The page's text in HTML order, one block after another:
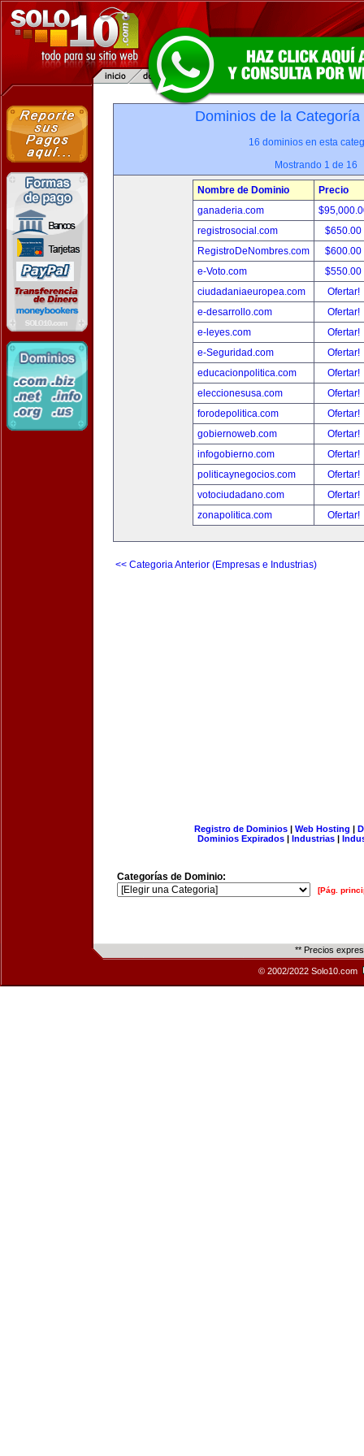
Dominios de la
16 dominios en esta
Mostrando 1 de 16
Nombre de Dominio
Precio
ganaderia.com
registrosocial.com
$650.00
RegistroDeNombres.com
$600.00
e-Voto.com
$550.00
ciudadaniaeuropea.com
Ofertar!
e-desarrollo.com
Ofertar!
e-leyes.com
Ofertar!
e-Seguridad.com
Ofertar!
educacionpolitica.com
Ofertar!
eleccionesusa.com
Ofertar!
forodepolitica.com
Ofertar!
gobiernoweb.com
Ofertar!
infogobierno.com
Ofertar!
politicaynegocios.com
Ofertar!
votociudadano.com
Ofertar!
zonapolitica.com
Ofertar!
<< Categoria Anterior (Empresas e Industrias)
Registro de Dominios| Web Hosting |
Dominios Expirados | Industrias |
Categorías de Dominio:
[Pág.
** Precios
© 2002/2022 Solo10.com